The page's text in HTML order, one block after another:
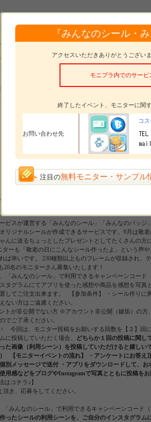
のバッジ イベント 「みんなのシール」モニター
『みんなのシール・
アクセスいただきありがとうござい
モニプラ内でのサービ
終了したイベント、モニターに関
お問い合わせ先
コ
注目の無料モニター・サンプル
ル」モニター２０名募集♪
たしました。
ちしております。
モニタープレゼント みんなのシ
モニター数 20名
参加〆切 参加受付は
選考方法 選考 発表
ービスからのメッセージ
ビスが運営する「みんなのシール」「みんなのバッジ
リジナルシールが作成できるサービスです。9月は敬
んに送るちょっとしたプレゼントとしてたくさんの方
ターも「敬老の日にこんなシール作ったよ」という声
ば幸いです。 230種類以上ものフレームが収録され、
20名のモニターさん募集いたします！
「みんなのシール」で利用できるキャンペーンコー
タグラムにてアプリを使った感想や商品を感想を写
してご注文出来ます。 【参加条件】 ・シール作りに
ない方はご遠慮ください。
ントが非公開でない方 ※アカウント非公開（鍵垢）の
でご了承ください。
今回は、モニター投稿をお願いする回数を【２】回
に投稿していただく場合、
どちらか１回の投稿に関し
た画像（利用シーン）を投稿していただけると嬉しい
【モニターイベントの流れ】 ・アンケートにお答え
別メッセージで送付 ・アプリをダウンロードして、
用感などをブログやInstagramで写真とともに投稿をお
コチラ♪】
き、応募をしてください。
「みんなのシール」で利用できるキャンペーンコード
ったシールの利用シーンを、ご自分のインスタグラム